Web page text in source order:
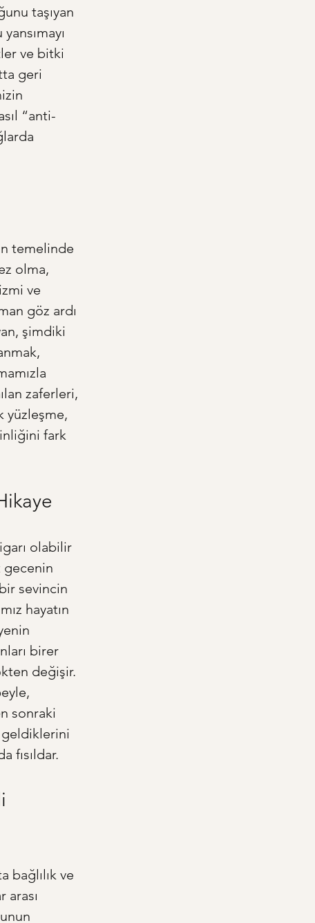
taşıyan
ve bitki
geri
“anti-
temelinde
olma,
ve
göz ardı
şimdiki
zaferleri,
yüzleşme,
fark
olabilir
gecenin
sevincin
hayatın
birer
değişir.
sonraki
fısıldar.
bağlılık ve
arası